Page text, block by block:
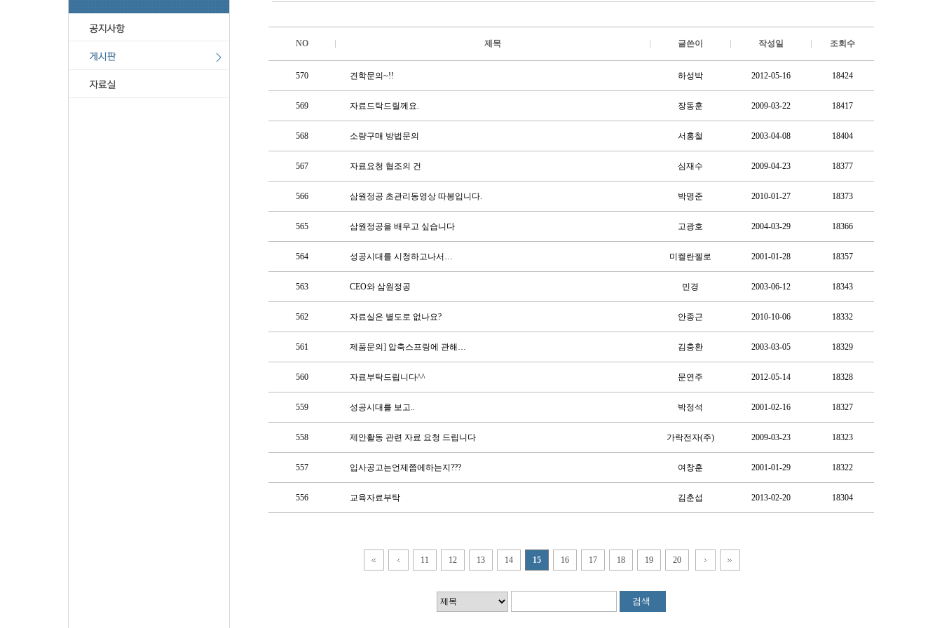
NO 제목 글쓴이 작성일 조회수
570 견학문의~!! 하성박 2012-05-16 18424
569 자료드탁드릴께요. 장동훈 2009-03-22 18417
568 소량구매 방법문의 서홍철 2003-04-08 18404
567 자료요청 협조의 건 심재수 2009-04-23 18377
566 삼원정공 초관리동영상 따봉입니다. 박명준 2010-01-27 18373
565 삼원정공을 배우고 싶습니다 고광호 2004-03-29 18366
564 성공시대를 시청하고나서… 미켈란젤로 2001-01-28 18357
563 CEO와 삼원정공 민경 2003-06-12 18343
562 자료실은 별도로 없나요? 안종근 2010-10-06 18332
561 제품문의] 압축스프링에 관해… 김충환 2003-03-05 18329
560 자료부탁드립니다^^ 문연주 2012-05-14 18328
559 성공시대를 보고.. 박정석 2001-02-16 18327
558 제안활동 관련 자료 요청 드립니다 가락전자(주) 2009-03-23 18323
557 입사공고는언제쯤에하는지??? 여창훈 2001-01-29 18322
556 교육자료부탁 김춘섭 2013-02-20 18304
11 12 13 14 15 16 17 18 19 20